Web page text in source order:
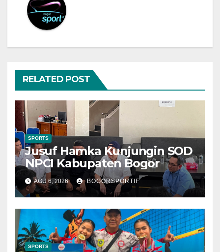
RELATED POST
SPORTS
Jusuf Hamka Kunjungin SOD
NPCI Kabupaten Bogor
AGU 6, 2026 BOGORSPORTIF
SPORTS